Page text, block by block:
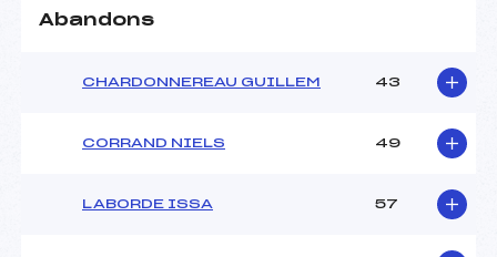
Abandons
CHARDONNEREAU GUILLEM 43
CORRAND NIELS 49
LABORDE ISSA 57